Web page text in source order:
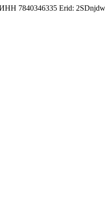
7840346335 Erid: